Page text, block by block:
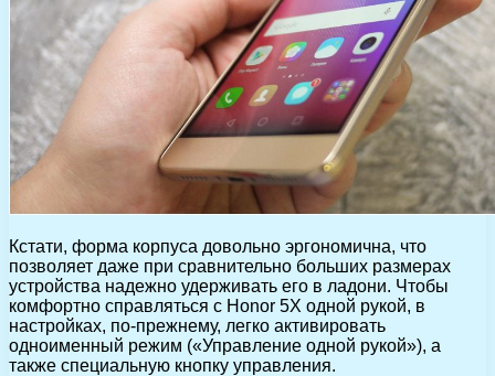
Кстати, форма корпуса довольно эргономична, что
позволяет даже при сравнительно больших размерах
устройства надежно удерживать его в ладони. Чтобы
комфортно справляться с Honor 5X одной рукой, в
настройках, по-прежнему, легко активировать
одноименный режим («Управление одной рукой»), а
также специальную кнопку управления.